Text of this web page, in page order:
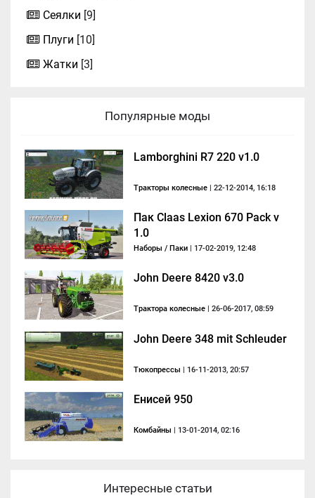
Сеялки [9]
Плуги [10]
Жатки [3]
Популярные моды
Lamborghini R7 220 v1.0
Тракторы колесные | 22-12-2014, 16:18
Пак Claas Lexion 670 Pack v
1.0
Наборы / Паки | 17-02-2019, 12:48
John Deere 8420 v3.0
Трактора колесные | 26-06-2017, 08:59
John Deere 348 mit Schleuder
Тюкопрессы | 16-11-2013, 20:57
Енисей 950
Комбайны | 13-01-2014, 02:16
Интересные статьи